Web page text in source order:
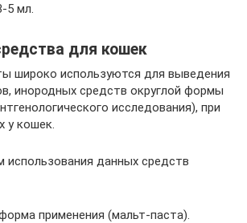
5 мл.
для кошек
широко используются для выведения
инородных средств округлой формы
исследования), при
у кошек.
использования данных средств
применения (мальт-паста).